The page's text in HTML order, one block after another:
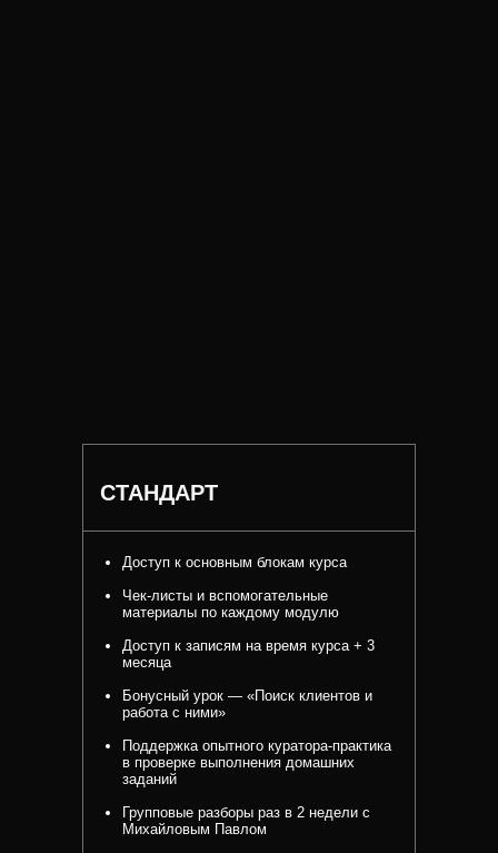
СТАНДАРТ
Доступ к основным блокам курса
Чек-листы и вспомогательные
материалы по каждому модулю
Доступ к записям на время курса + 3
месяца
Бонусный урок — «Поиск клиентов и
работа с ними»
Поддержка опытного куратора-практика
в проверке выполнения домашних
заданий
Групповые разборы раз в 2 недели с
Михайловым Павлом